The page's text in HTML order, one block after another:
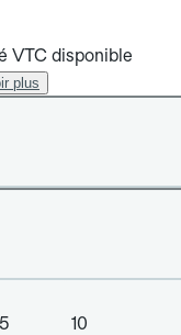
VTC disponible
plus
10